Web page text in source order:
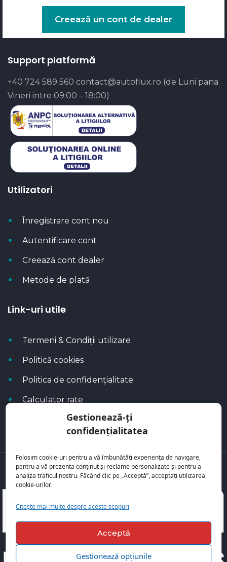
Gestionează-ți
confidențialitatea
Folosim cookie-uri pentru a vă îmbunătăți experiența de navigare,
pentru a vă prezenta conținut și reclame personalizate și pentru a
analiza traficul nostru. Făcând clic pe „Acceptă”, acceptați utilizarea
cookie-urilor.
Citește mai multe despre aceste scopuri
Acceptă
Gestionează opțiunile
Creează un cont de dealer
Support platformă
+40 724 589 560 contact@autoflux.ro (de Luni pana
Vineri intre 09:00 – 18:00)
Utilizatori
Înregistrare cont nou
Autentificare cont
Creează cont dealer
Metode de plată
Link-uri utile
Termeni & Condiții utilizare
Politică cookies
Politica de confidențialitate
Calculator rate
Blog Autoflux
Toate mașinile se regăsesc peAutoFlux